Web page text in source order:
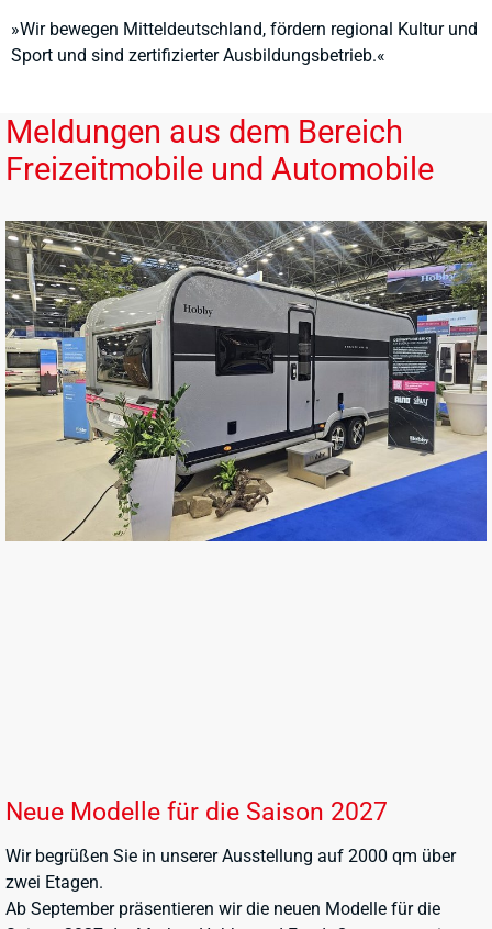
»Wir bewegen Mitteldeutschland, fördern regional Kultur und
Sport und sind zertifizierter Ausbildungsbetrieb.«
Meldungen aus dem Bereich
Freizeitmobile und Automobile
Neue Modelle für die Saison 2027
Wir begrüßen Sie in unserer Ausstellung auf 2000 qm über
zwei Etagen.
Ab September präsentieren wir die neuen Modelle für die